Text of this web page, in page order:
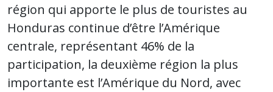
région qui apporte le plus de touristes au
Honduras continue d’être l’Amérique
centrale, représentant 46% de la
participation, la deuxième région la plus
importante est l’Amérique du Nord, avec